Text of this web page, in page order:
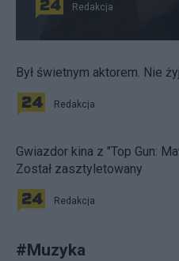
Redakcja
Był świetnym aktorem. Nie
Redakcja
Gwiazdor kina z "Top Gun:
Został zasztyletowany
Redakcja
#Muzyka